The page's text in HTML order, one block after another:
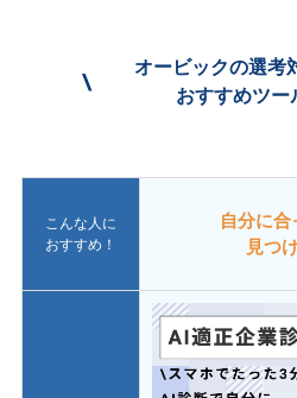
\
オービックの選考
おすすめツー
こんな人に
おすすめ！
自分に
見つ